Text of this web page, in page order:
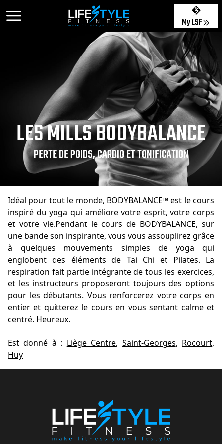
My LSF
LES MILLS BODYBALANCE
PERTE DE POIDS, CARDIO ET TONIFICATION
Idéal pour tout le monde, BODYBALANCE™ est le cours
inspiré du yoga qui améliore votre esprit, votre corps
et votre vie.Pendant le cours de BODYBALANCE, sur
une bande son inspirante, vous vous assouplirez grâce
à quelques mouvements simples de yoga qui
englobent des éléments de Tai Chi et Pilates. La
respiration fait partie intégrante de tous les exercices,
et les instructeurs proposeront toujours des options
pour les débutants. Vous renforcerez votre corps en
entier et quitterez le cours en vous sentant calme et
centré. Heureux.
Est donné à : Liège Centre, Saint-Georges, Rocourt,
Huy